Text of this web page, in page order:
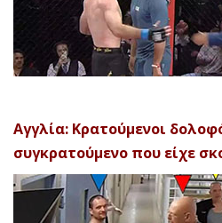
Αγγλία: Κρατούμενοι
συγκρατούμενο που είχε